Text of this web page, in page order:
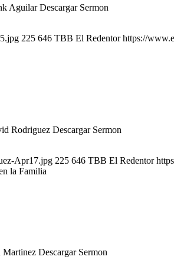
Aguilar Descargar Sermon
225 646 TBB El Redentor https://
Rodriguez Descargar Sermon
Apr17.jpg 225 646 TBB El Redentor
la Familia
Descargar Sermon